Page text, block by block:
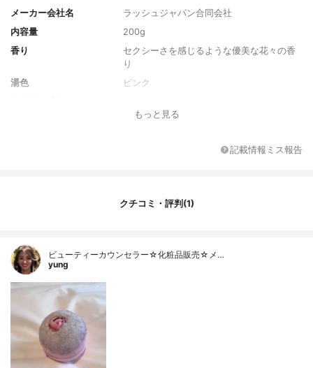
メーカー会社名
ラッシュジャパン合同会社
内容量
200g
香り
セクシーさを感じるような優美な花々の香
り
湯色
ピンク
ンイラン花油
粉、 オオバナソケイ花エキス、 オニサルビ
もっと見る
記載情報ミス報告
クチコミ・評判(1)
ビューティーカウンセラー☆化粧品販売☆メ…
yung